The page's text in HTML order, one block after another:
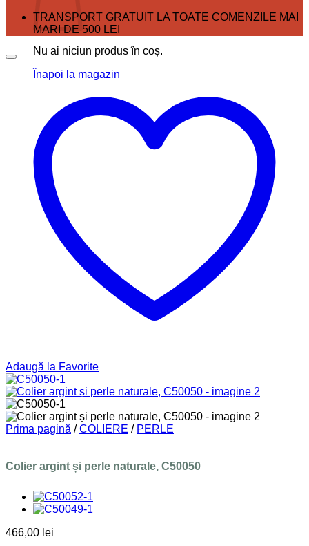
Nu ai niciun produs în coș.
Înapoi la magazin
TRANSPORT GRATUIT LA TOATE COMENZILE MAI
MARI DE 500 LEI
Adaugă la Favorite
Prima pagină / COLIERE / PERLE
Colier argint și perle naturale, C50050
466,00 lei